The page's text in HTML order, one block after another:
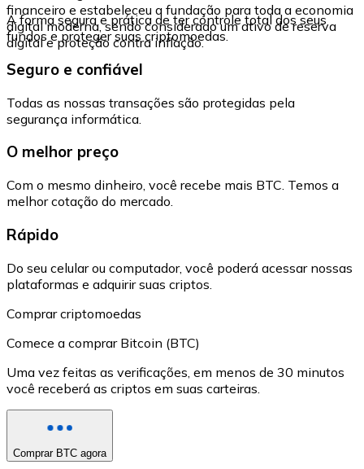
financeiro e estabeleceu a fundação para toda a economia
digital moderna, sendo considerado um ativo de reserva
digital e proteção contra inflação.
A forma segura e prática de ter controle total dos seus
fundos e proteger suas criptomoedas.
Seguro e confiável
Todas as nossas transações são protegidas pela
segurança informática.
O melhor preço
Com o mesmo dinheiro, você recebe mais BTC. Temos a
melhor cotação do mercado.
Rápido
Do seu celular ou computador, você poderá acessar nossas
plataformas e adquirir suas criptos.
Comprar criptomoedas
Comece a comprar Bitcoin (BTC)
Uma vez feitas as verificações, em menos de 30 minutos
você receberá as criptos em suas carteiras.
Comprar BTC agora